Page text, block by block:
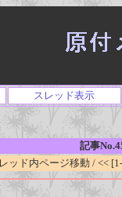
スレッド表示
記事
ッド内ページ移動 / <<